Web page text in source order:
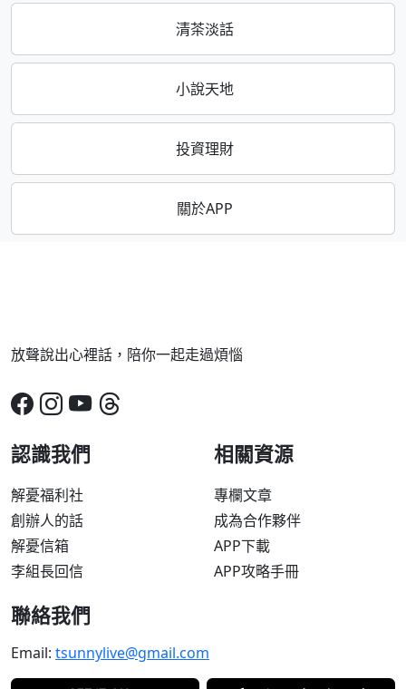
清茶淡話
小說天地
投資理財
關於APP
放聲說出心裡話，陪你一起走過煩惱
認識我們
解憂福利社
創辦人的話
解憂信箱
李組長回信
相關資源
專欄文章
成為合作夥伴
APP下載
APP攻略手冊
聯絡我們
Email: tsunnylive@gmail.com